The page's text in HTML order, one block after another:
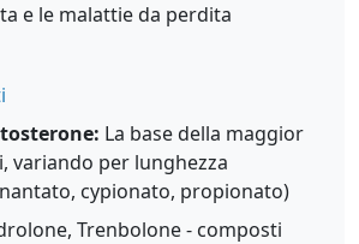
e le malattie da perdita
La base della maggior
variando per lunghezza
cypionato, propionato)
Trenbolone - composti